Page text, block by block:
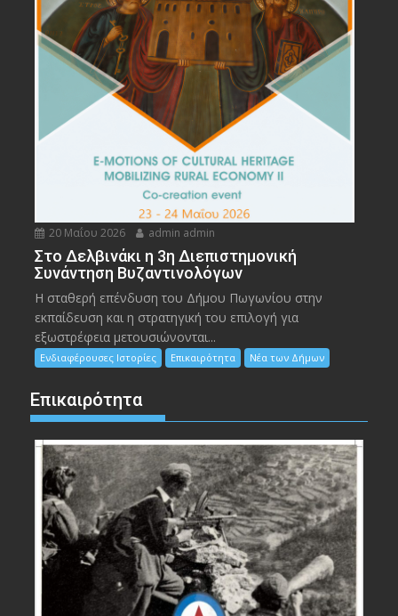
20 Μαΐου 2026 admin admin
Στο Δελβινάκι η 3η Διεπιστημονική
Συνάντηση Βυζαντινολόγων
Η σταθερή επένδυση του Δήμου Πωγωνίου στην
εκπαίδευση και η στρατηγική του επιλογή για
εξωστρέφεια μετουσιώνονται...
Ενδιαφέρουσες Ιστορίες Επικαιρότητα Νέα των Δήμων
Επικαιρότητα